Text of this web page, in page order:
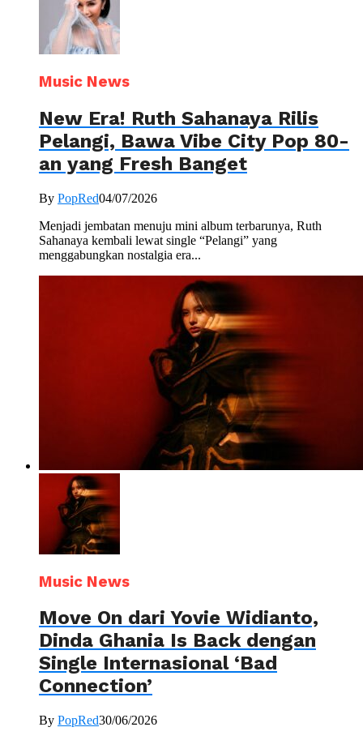
Music News
New Era! Ruth Sahanaya Rilis
Pelangi, Bawa Vibe City Pop 80-
an yang Fresh Banget
By PopRed04/07/2026
Menjadi jembatan menuju mini album terbarunya, Ruth
Sahanaya kembali lewat single “Pelangi” yang
menggabungkan nostalgia era...
Music News
Move On dari Yovie Widianto,
Dinda Ghania Is Back dengan
Single Internasional ‘Bad
Connection’
By PopRed30/06/2026